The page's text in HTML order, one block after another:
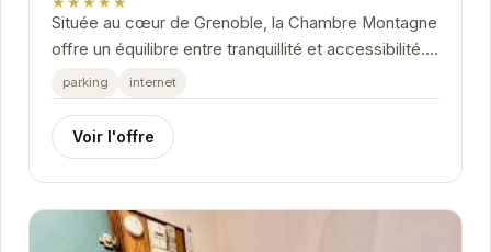
Située au cœur de Grenoble, la Chambre Montagne
offre un équilibre entre tranquillité et accessibilité.
Son emplacement privilégié permet de...
parking internet
Voir l'offre